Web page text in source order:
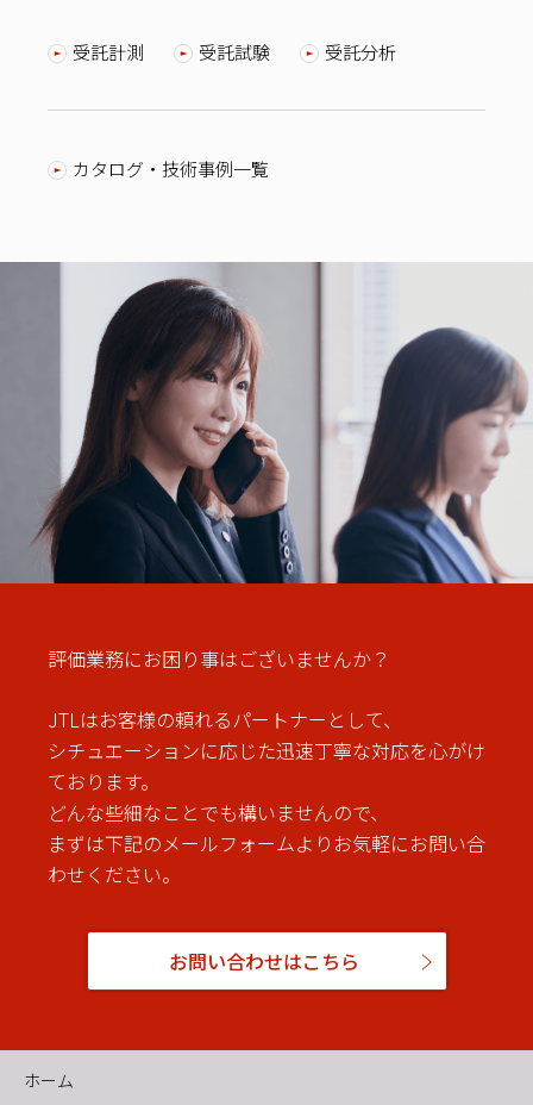
受託計測 受託試験 受託分析
カタログ・技術事例一覧
評価業務にお困り事はございませんか？
JTLはお客様の頼れるパートナーとして、
シチュエーションに応じた迅速丁寧な対応を心がけ
ております。
どんな些細なことでも構いませんので、
まずは下記のメールフォームよりお気軽にお問い合
わせください。
お問い合わせはこちら
ホーム